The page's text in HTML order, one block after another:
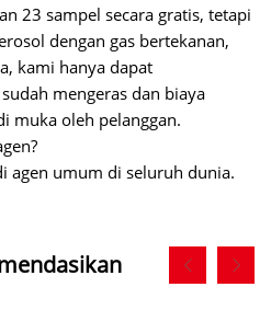
23 sampel secara gratis, tetapi
dengan gas bertekanan,
kami hanya dapat
mengeras dan biaya
muka oleh pelanggan.
agen umum di seluruh dunia.